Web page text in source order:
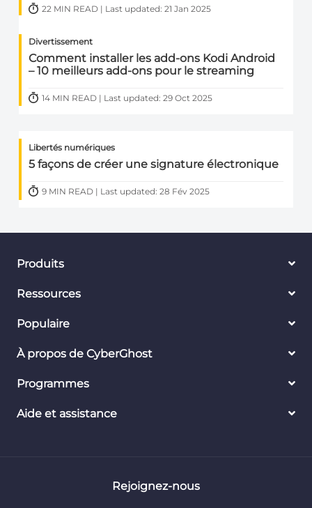
22 MIN READ | Last updated: 21 Jan 2025
Divertissement
Comment installer les add-ons Kodi Android
– 10 meilleurs add-ons pour le streaming
14 MIN READ | Last updated: 29 Oct 2025
Libertés numériques
5 façons de créer une signature électronique
9 MIN READ | Last updated: 28 Fév 2025
Produits
Ressources
Populaire
À propos de CyberGhost
Programmes
Aide et assistance
Rejoignez-nous